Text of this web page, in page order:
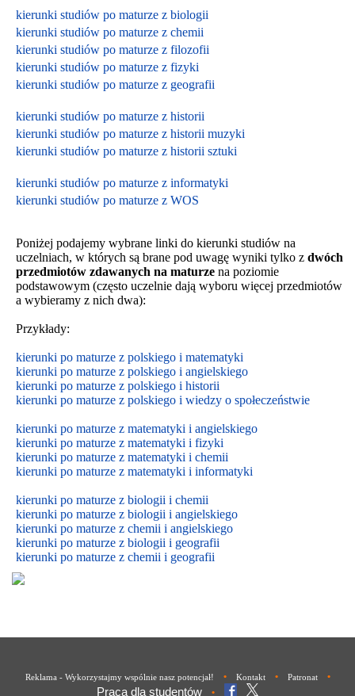
kierunki studiów po maturze z biologii
kierunki studiów po maturze z chemii
kierunki studiów po maturze z filozofii
kierunki studiów po maturze z fizyki
kierunki studiów po maturze z geografii
kierunki studiów po maturze z historii
kierunki studiów po maturze z historii muzyki
kierunki studiów po maturze z historii sztuki
kierunki studiów po maturze z informatyki
kierunki studiów po maturze z WOS
Poniżej podajemy wybrane linki do kierunki studiów na
uczelniach, w których są brane pod uwagę wyniki tylko z dwóch
przedmiotów zdawanych na maturze na poziomie
podstawowym (często uczelnie dają wyboru więcej przedmiotów
a wybieramy z nich dwa):
Przykłady:
kierunki po maturze z polskiego i matematyki
kierunki po maturze z polskiego i angielskiego
kierunki po maturze z polskiego i historii
kierunki po maturze z polskiego i wiedzy o społeczeństwie
kierunki po maturze z matematyki i angielskiego
kierunki po maturze z matematyki i fizyki
kierunki po maturze z matematyki i chemii
kierunki po maturze z matematyki i informatyki
kierunki po maturze z biologii i chemii
kierunki po maturze z biologii i angielskiego
kierunki po maturze z chemii i angielskiego
kierunki po maturze z biologii i geografii
kierunki po maturze z chemii i geografii
Reklama - Wykorzystajmy wspólnie nasz potencjał! • Kontakt • Patronat •
Praca dla studentów •